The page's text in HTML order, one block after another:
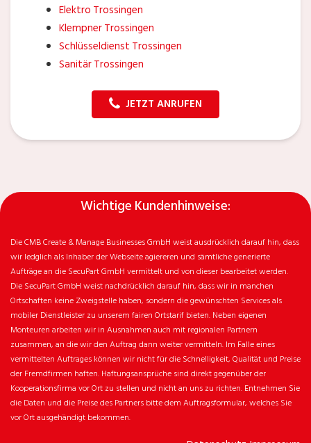
Elektro Trossingen
Klempner Trossingen
Schlüsseldienst Trossingen
Sanitär Trossingen
JETZT ANRUFEN
Wichtige Kundenhinweise:
Die CMB Create & Manage Businesses GmbH weist ausdrücklich darauf hin, dass
wir ledglich als Inhaber der Webseite agiereren und sämtliche generierte
Aufträge an die SecuPart GmbH vermittelt und von dieser bearbeitet werden.
Die SecuPart GmbH weist nachdrücklich darauf hin, dass wir in manchen
Ortschaften keine Zweigstelle haben, sondern die gewünschten Services als
mobiler Dienstleister zu unserem fairen Ortstarif bieten. Neben eigenen
Monteuren arbeiten wir in Ausnahmen auch mit regionalen Partnern
zusammen, an die wir den Auftrag dann weiter vermitteln. Im Falle eines
vermittelten Auftrages können wir nicht für die Schnelligkeit, Qualität und Preise
der Fremdfirmen haften. Haftungsansprüche sind direkt gegenüber der
Kooperationsfirma vor Ort zu stellen und nicht an uns zu richten. Entnehmen Sie
die Daten und die Preise des Partners bitte dem Auftragsformular, welches Sie
vor Ort ausgehändigt bekommen.